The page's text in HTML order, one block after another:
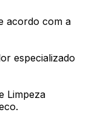
acordo com a
especializado
Limpeza